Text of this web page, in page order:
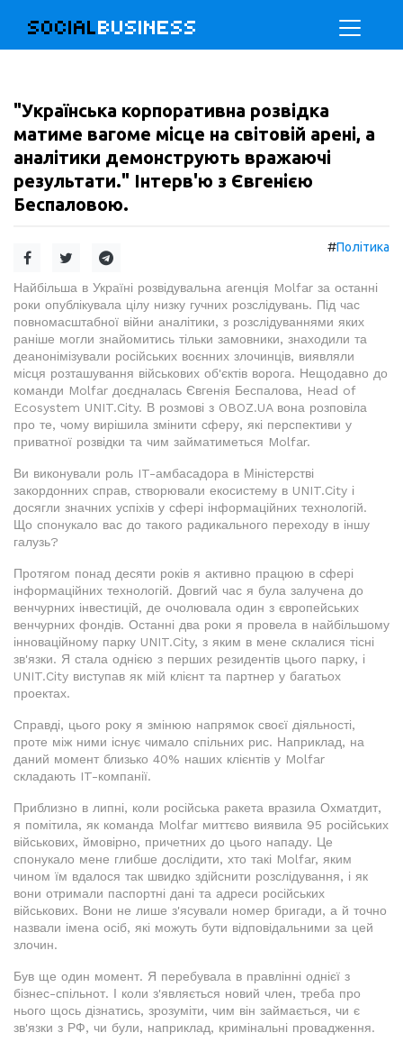
SOCIALBUSINESS
"Українська корпоративна розвідка
матиме вагоме місце на світовій арені, а
аналітики демонструють вражаючі
результати." Інтерв'ю з Євгенією
Беспаловою.
#Політика
Найбільша в Україні розвідувальна агенція Molfar за останні
роки опублікувала цілу низку гучних розслідувань. Під час
повномасштабної війни аналітики, з розслідуваннями яких
раніше могли знайомитись тільки замовники, знаходили та
деанонімізували російських воєнних злочинців, виявляли
місця розташування військових об'єктів ворога. Нещодавно до
команди Molfar доєдналась Євгенія Беспалова, Head of
Ecosystem UNIT.City. В розмові з OBOZ.UA вона розповіла
про те, чому вирішила змінити сферу, які перспективи у
приватної розвідки та чим займатиметься Molfar.
Ви виконували роль IT-амбасадора в Міністерстві
закордонних справ, створювали екосистему в UNIT.City і
досягли значних успіхів у сфері інформаційних технологій.
Що спонукало вас до такого радикального переходу в іншу
галузь?
Протягом понад десяти років я активно працюю в сфері
інформаційних технологій. Довгий час я була залучена до
венчурних інвестицій, де очолювала один з європейських
венчурних фондів. Останні два роки я провела в найбільшому
інноваційному парку UNIT.City, з яким в мене склалися тісні
зв'язки. Я стала однією з перших резидентів цього парку, і
UNIT.City виступав як мій клієнт та партнер у багатьох
проектах.
Справді, цього року я змінюю напрямок своєї діяльності,
проте між ними існує чимало спільних рис. Наприклад, на
даний момент близько 40% наших клієнтів у Molfar
складають IT-компанії.
Приблизно в липні, коли російська ракета вразила Охматдит,
я помітила, як команда Molfar миттєво виявила 95 російських
військових, ймовірно, причетних до цього нападу. Це
спонукало мене глибше дослідити, хто такі Molfar, яким
чином їм вдалося так швидко здійснити розслідування, і як
вони отримали паспортні дані та адреси російських
військових. Вони не лише з'ясували номер бригади, а й точно
назвали імена осіб, які можуть бути відповідальними за цей
злочин.
Був ще один момент. Я перебувала в правлінні однієї з
бізнес-спільнот. І коли з'являється новий член, треба про
нього щось дізнатись, зрозуміти, чим він займається, чи є
зв'язки з РФ, чи були, наприклад, кримінальні провадження.